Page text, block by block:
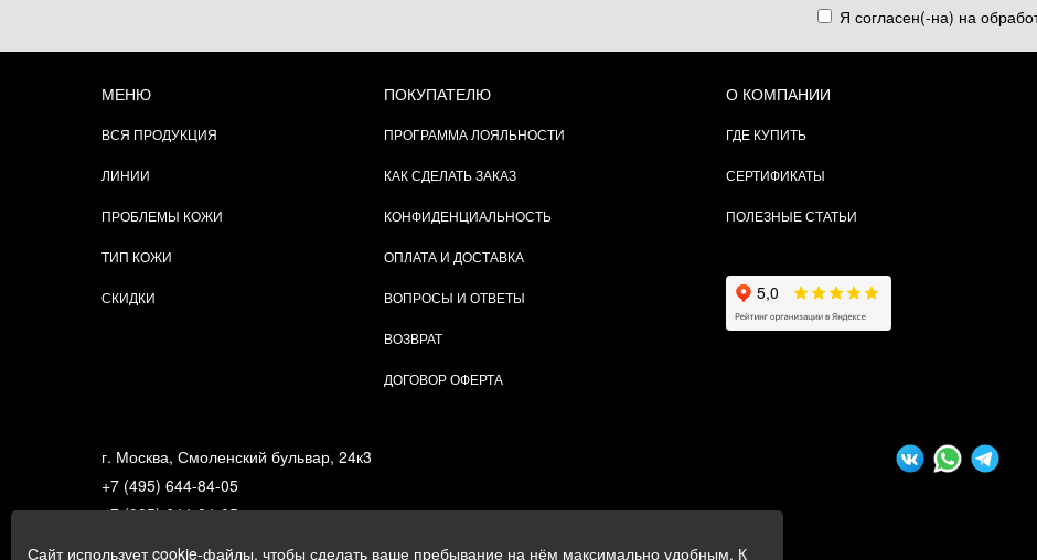
Я согласен(-на) на
МЕНЮ
ВСЯ ПРОДУКЦИЯ
ЛИНИИ
ПРОБЛЕМЫ КОЖИ
ТИП КОЖИ
СКИДКИ
ПОКУПАТЕЛЮ
ПРОГРАММА ЛОЯЛЬНОСТИ
КАК СДЕЛАТЬ ЗАКАЗ
КОНФИДЕНЦИАЛЬНОСТЬ
ОПЛАТА И ДОСТАВКА
ВОПРОСЫ И ОТВЕТЫ
ВОЗВРАТ
ДОГОВОР ОФЕРТА
О КОМПАНИИ
ГДЕ КУПИТЬ
СЕРТИФИКАТЫ
ПОЛЕЗНЫЕ СТАТЬИ
г. Москва, Смоленский бульвар, 24к3
+7 (495) 644-84-05
+7 (985) 644-84-05
zakaz@gigi.ru
Сайт использует cookie-файлы, чтобы сделать ваше пребывание на нём максимально удобным. К